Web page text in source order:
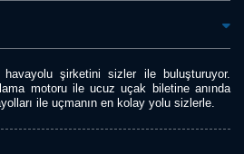
havayolu şirketini sizler ile buluşturuyor.
motoru ile ucuz uçak biletine anında
ile uçmanın en kolay yolu sizlerle.